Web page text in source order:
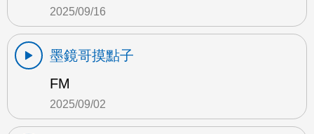
2025/09/16
墨鏡哥摸點子
FM
2025/09/02